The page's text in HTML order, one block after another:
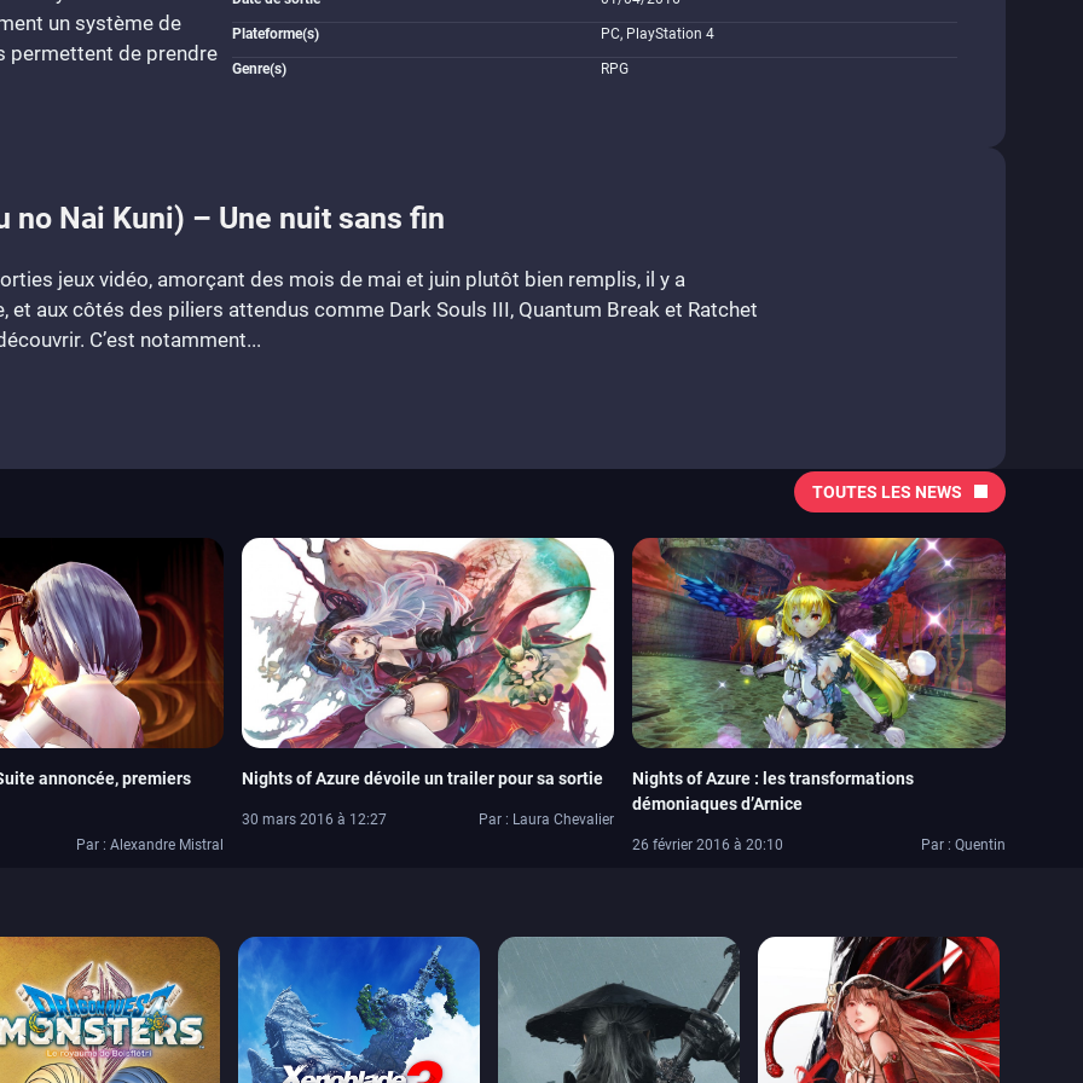
un système de
permettent de prendre
Plateforme(s) PC, PlayStation 4
Genre(s) RPG
no Nai Kuni) – Une nuit sans fin
jeux vidéo, amorçant des mois de mai et juin plutôt bien remplis, il y a
aux côtés des piliers attendus comme Dark Souls III, Quantum Break et Ratchet
C’est notamment...
annoncée, premiers
Par : Alexandre Mistral
Nights of Azure dévoile un trailer pour sa sortie
30 mars 2016 à 12:27 Par : Laura Chevalier
Nights of Azure : les transformations
démoniaques d’Arnice
26 février 2016 à 20:10 Par : Quentin
TOUTES LES NEWS